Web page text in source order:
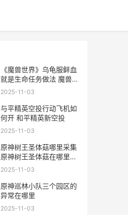
《魔兽世界》乌龟服鲜血
就是生命任务做法 魔兽世
界乌鸦坐骑怎么获得
2025-11-03
与平精英空投行动飞机如
何开 和平精英新空投
2025-11-03
原神树王圣体菇哪里采集
原神树王圣体菇在哪里可
以买
2025-11-03
原神巡林小队三个园区的
异常在哪里
2025-11-03